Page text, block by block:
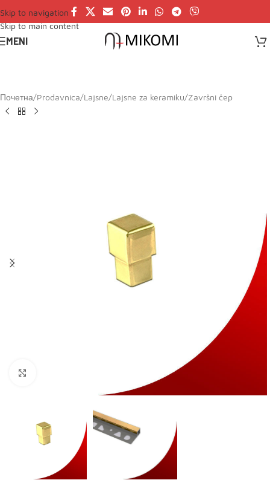
Skip to navigation
Skip to main content
MENI
Почетна/Prodavnica/Lajsne/Lajsne za keramiku/Završni čep